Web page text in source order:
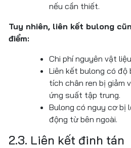
nếu cần thiết.
Tuy nhiên, liên kết bulong
điểm:
Chi phí nguyên vật
Liên kết bulong có độ
tích chân ren bị giảm
ứng suất tập trung.
Bulong có nguy cơ bị
động từ bên ngoài.
2.3. Liên kết đinh tán